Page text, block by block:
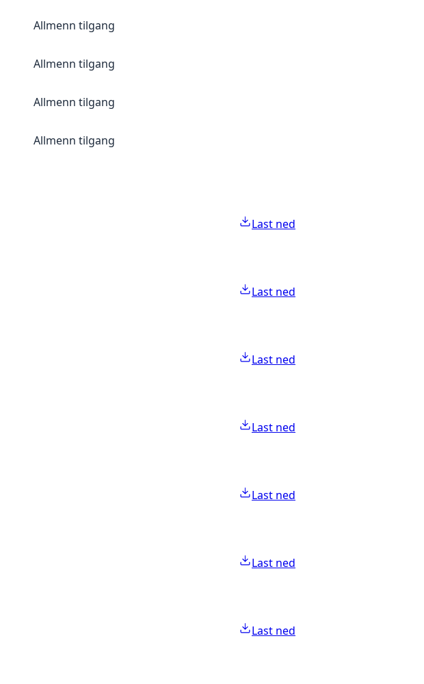
Allmenn tilgang
Allmenn tilgang
Allmenn tilgang
Allmenn tilgang
Last ned
Last ned
Last ned
Last ned
Last ned
Last ned
Last ned